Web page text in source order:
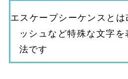
エスケープシーケンスとは
ッシュなど特殊な文字
法です